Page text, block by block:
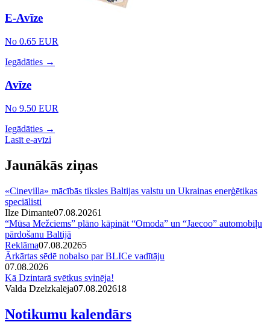
E-Avīze
No 0.65 EUR
Iegādāties →
Avīze
No 9.50 EUR
Iegādāties →
Lasīt e-avīzi
Jaunākās ziņas
«Cinevilla» mācībās tiksies Baltijas valstu un Ukrainas enerģētikas
speciālisti
Ilze Dimante07.08.20261
“Mūsa Mežciems” plāno kāpināt “Omoda” un “Jaecoo” automobiļu
pārdošanu Baltijā
Reklāma07.08.20265
Ārkārtas sēdē nobalso par BLICe vadītāju
07.08.2026
Kā Dzintarā svētkus svinēja!
Valda Dzelzkalēja07.08.202618
Notikumu kalendārs